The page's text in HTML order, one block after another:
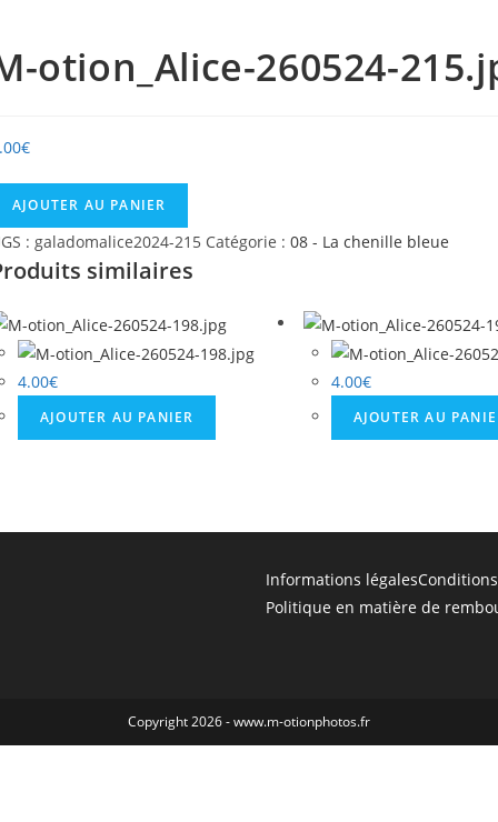
otion_Alice-260524-
€
quantité
AJOUTER AU PANIER
: galadomalice2024-215 Catégorie : 08 - La chenille bleue
similaires
4.00€
AJOUTER AU PANIER
4.00€
AJOUTER AU
Informations légales
Politique en matière de
Copyright 2026 - www.m-otionphotos.fr